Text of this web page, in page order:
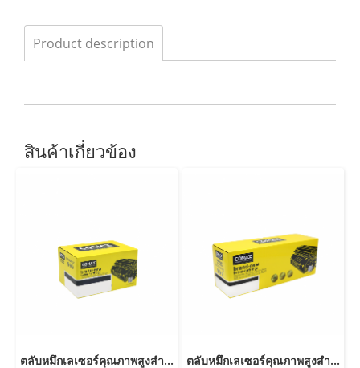
Product description
สินค้าเกี่ยวข้อง
ตลับหมึกเลเซอร์คุณภาพสูงสำหรับ EPSON รุ่น AL-M300DN Black ตลับหมึกเลเซอร์คุณภาพสูงสำหรับ EPSON รุ่น M1200 Black